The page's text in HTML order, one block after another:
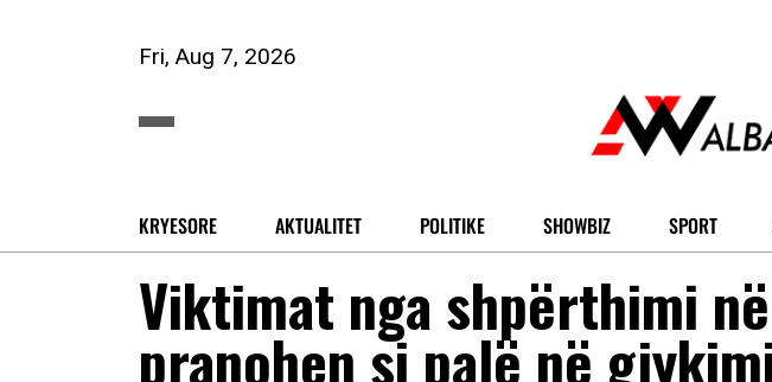
Fri, Aug 7, 2026
KRYESORE AKTUALITET POLITIKE SHOWBIZ SPORT
Viktimat nga shpërthimi
pranohen si palë në